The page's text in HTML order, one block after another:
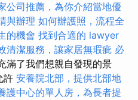
公司推薦，為你介紹當地優
與辦理 如何辦護照，流程全
的機會 找到合適的 lawyer
清潔服務，讓家居無瑕疵 必
滿了我們想親自發現的景
許 安養院北部，提供北部地
護中心的單人房，為長者提